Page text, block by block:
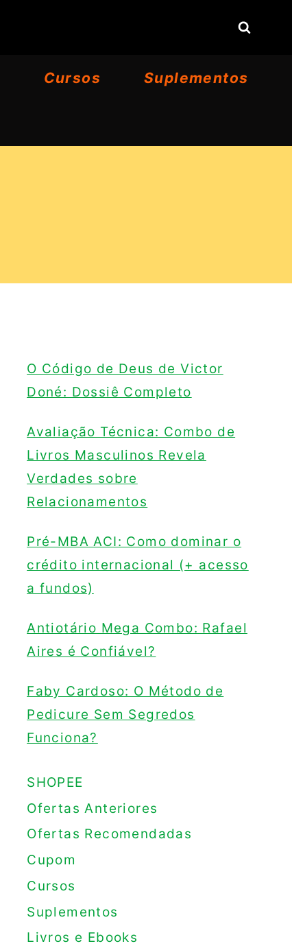
Cursos Suplementos
O Código de Deus de Victor
Doné: Dossiê Completo
Avaliação Técnica: Combo de
Livros Masculinos Revela
Verdades sobre
Relacionamentos
Pré-MBA ACI: Como dominar o
crédito internacional (+ acesso
a fundos)
Antiotário Mega Combo: Rafael
Aires é Confiável?
Faby Cardoso: O Método de
Pedicure Sem Segredos
Funciona?
SHOPEE
Ofertas Anteriores
Ofertas Recomendadas
Cupom
Cursos
Suplementos
Livros e Ebooks